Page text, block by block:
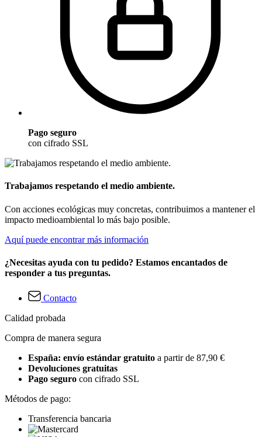
Pago seguro
con cifrado SSL
Trabajamos respetando el medio ambiente.
Con acciones ecológicas muy concretas, contribuimos a mantener el
impacto medioambiental lo más bajo posible.
Aquí puede encontrar más información
¿Necesitas ayuda con tu pedido? Estamos encantados de
responder a tus preguntas.
Contacto
Calidad probada
Compra de manera segura
España: envío estándar gratuito a partir de 87,90 €
Devoluciones gratuitas
Pago seguro con cifrado SSL
Métodos de pago:
Transferencia bancaria